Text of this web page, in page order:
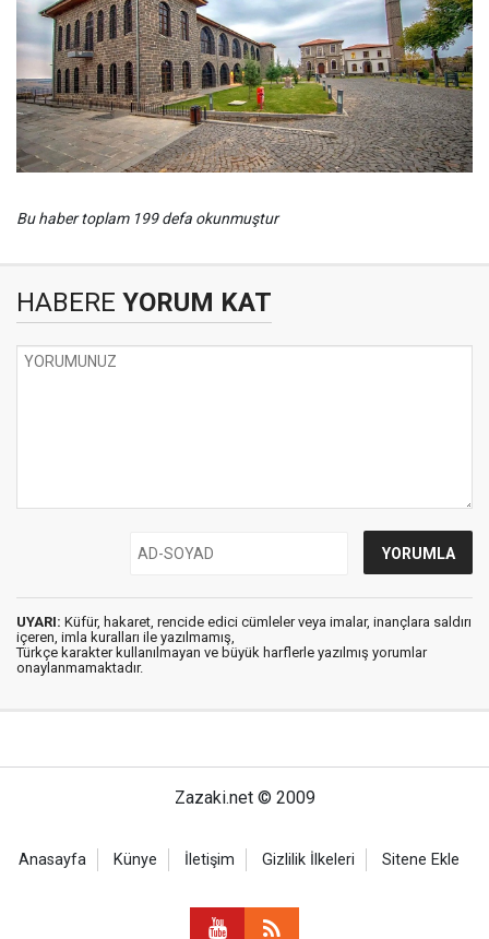
Bu haber toplam 199 defa okunmuştur
HABERE YORUM KAT
UYARI: Küfür, hakaret, rencide edici cümleler veya imalar, inançlara saldırı
içeren, imla kuralları ile yazılmamış,
Türkçe karakter kullanılmayan ve büyük harflerle yazılmış yorumlar
onaylanmamaktadır.
Zazaki.net © 2009
Anasayfa Künye İletişim Gizlilik İlkeleri Sitene Ekle